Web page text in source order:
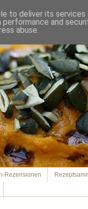
Rezensionen
to deliver its
performance and
abuse.